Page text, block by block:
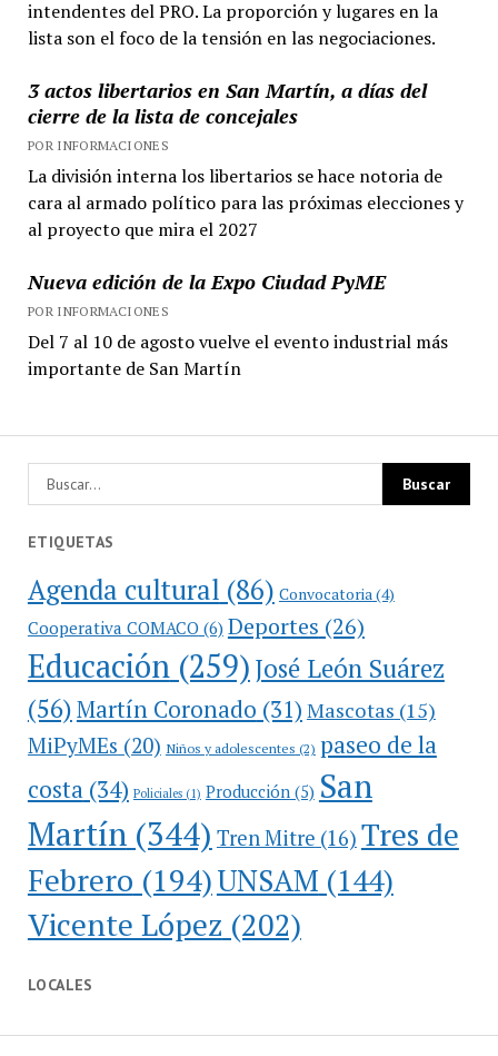
intendentes del PRO. La proporción y lugares en la
lista son el foco de la tensión en las negociaciones.
3 actos libertarios en San Martín, a días del
cierre de la lista de concejales
POR INFORMACIONES
La división interna los libertarios se hace notoria de
cara al armado político para las próximas elecciones y
al proyecto que mira el 2027
Nueva edición de la Expo Ciudad PyME
POR INFORMACIONES
Del 7 al 10 de agosto vuelve el evento industrial más
importante de San Martín
ETIQUETAS
Agenda cultural (86) Convocatoria (4)
Cooperativa COMACO(6) Deportes (26)
Educación(259)José León Suárez
(56)Martín Coronado (31) Mascotas (15)
MiPyMEs (20) Niños y adolescentes (2) paseo de la
costa(34) Policiales(1) Producción(5) San
Martín(344) Tren Mitre (16) Tres de
Febrero (194)UNSAM (144)
Vicente López (202)
LOCALES